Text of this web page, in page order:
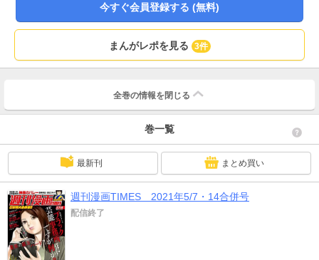
今すぐ会員登録する (無料)
まんがレポを見る 3件
全巻の情報を 閉じる
巻一覧
最新刊 まとめ買い
週刊漫画TIMES 2021年5/7・14合併号
配信終了